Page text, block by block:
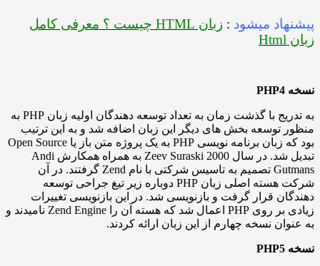
میشود : زبان HTML چیست ؟ معرفی کامل
به تدریج با گذشت زمان به تعداد توسعه دهندگان اولیه زبان PHP به
بخش های دیگر این زبان اضافه شد و به این ترتیب
بود که زبان برنامه نویسی PHP به یک پروژه متن باز یا Open Source
تبدیل شد. در سال 2000 Zeev Suraski به همراه همکارش Andi
Gutmans تصمیم به تاسیس شرکتی با نام Zend گرفتند. در آن
شرکت هسته اصلی زبان PHP دوباره زیر تیغ جراحی توسعه
قرار گرفت و بازنویسی شد. در این بازنویسی تغییرات
زیادی بر روی PHP اعمال شد که هسته آن را Zend Engine نامیدند و
نسخه چهارم از این زبان ارائه کردند.